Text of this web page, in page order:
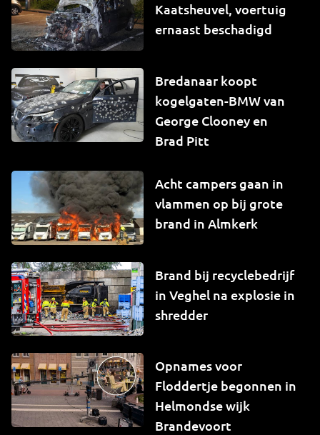
Kaatsheuvel, voertuig
ernaast beschadigd
Bredanaar koopt
kogelgaten-BMW van
George Clooney en
Brad Pitt
Acht campers gaan in
vlammen op bij grote
brand in Almkerk
Brand bij recyclebedrijf
in Veghel na explosie in
shredder
Opnames voor
Floddertje begonnen in
Helmondse wijk
Brandevoort